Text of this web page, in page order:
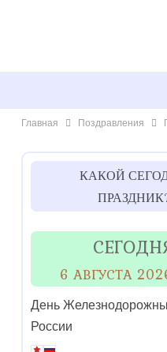
Главная Поздравления
КАКОЙ
6 АВГУСТА
День
России